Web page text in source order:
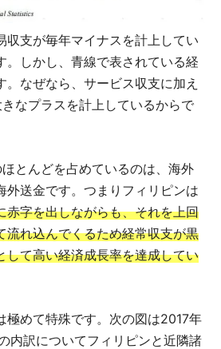
収支が毎年マイナスを計上してい
。しかし、青線で表されている経
。なぜなら、サービス収支に加え
なプラスを計上しているからで
とんどを占めているのは、海外
外送金です。つまりフィリピンは
赤字を出しながらも、それを上回
流れ込んでくるため経常収支が黒
して高い経済成長率を達成してい
極めて特殊です。次の図は2017年
内訳についてフィリピンと近隣諸